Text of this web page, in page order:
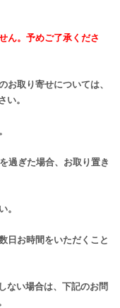
ん。予めご了承くださ
取り寄せについては、
い。
過ぎた場合、お取り置き
。
日お時間をいただくこと
ない場合は、下記のお問